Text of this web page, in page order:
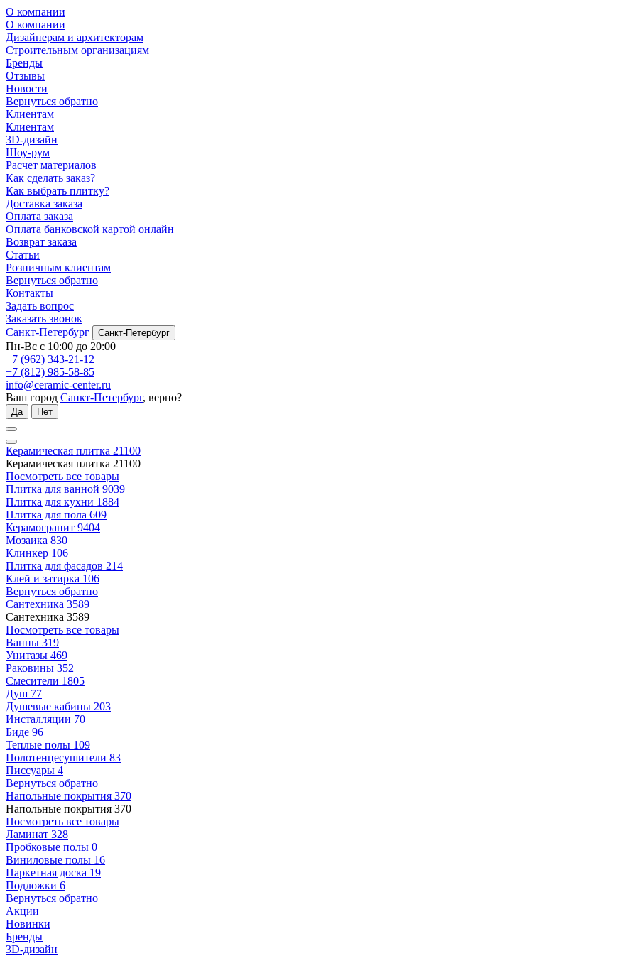
О компании
О компании
Дизайнерам и архитекторам
Строительным организациям
Бренды
Отзывы
Новости
Вернуться обратно
Клиентам
Клиентам
3D-дизайн
Шоу-рум
Расчет материалов
Как сделать заказ?
Как выбрать плитку?
Доставка заказа
Оплата заказа
Оплата банковской картой онлайн
Возврат заказа
Статьи
Розничным клиентам
Вернуться обратно
Контакты
Задать вопрос
Заказать звонок
Санкт-Петербург
Санкт-Петербург
Пн-Вс с 10:00 до 20:00
+7 (962) 343-21-12
+7 (812) 985-58-85
info@ceramic-center.ru
Ваш город Санкт-Петербург, верно?
Да Нет
Керамическая плитка 21100
Керамическая плитка 21100
Посмотреть все товары
Плитка для ванной 9039
Плитка для кухни 1884
Плитка для пола 609
Керамогранит 9404
Мозаика 830
Клинкер 106
Плитка для фасадов 214
Клей и затирка 106
Вернуться обратно
Сантехника 3589
Сантехника 3589
Посмотреть все товары
Ванны 319
Унитазы 469
Раковины 352
Смесители 1805
Душ 77
Душевые кабины 203
Инсталляции 70
Биде 96
Теплые полы 109
Полотенцесушители 83
Писсуары 4
Вернуться обратно
Напольные покрытия 370
Напольные покрытия 370
Посмотреть все товары
Ламинат 328
Пробковые полы 0
Виниловые полы 16
Паркетная доска 19
Подложки 6
Вернуться обратно
Акции
Новинки
Бренды
3D-дизайн